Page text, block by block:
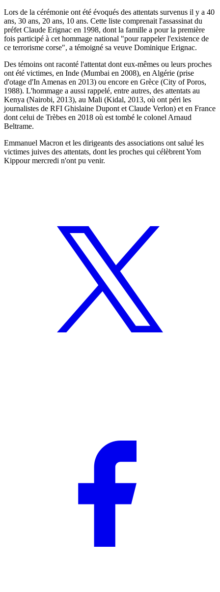
Lors de la cérémonie ont été évoqués des attentats survenus il y a 40
ans, 30 ans, 20 ans, 10 ans. Cette liste comprenait l'assassinat du
préfet Claude Erignac en 1998, dont la famille a pour la première
fois participé à cet hommage national "pour rappeler l'existence de
ce terrorisme corse", a témoigné sa veuve Dominique Erignac.
Des témoins ont raconté l'attentat dont eux-mêmes ou leurs proches
ont été victimes, en Inde (Mumbai en 2008), en Algérie (prise
d'otage d'In Amenas en 2013) ou encore en Grèce (City of Poros,
1988). L'hommage a aussi rappelé, entre autres, des attentats au
Kenya (Nairobi, 2013), au Mali (Kidal, 2013, où ont péri les
journalistes de RFI Ghislaine Dupont et Claude Verlon) et en France
dont celui de Trèbes en 2018 où est tombé le colonel Arnaud
Beltrame.
Emmanuel Macron et les dirigeants des associations ont salué les
victimes juives des attentats, dont les proches qui célèbrent Yom
Kippour mercredi n'ont pu venir.